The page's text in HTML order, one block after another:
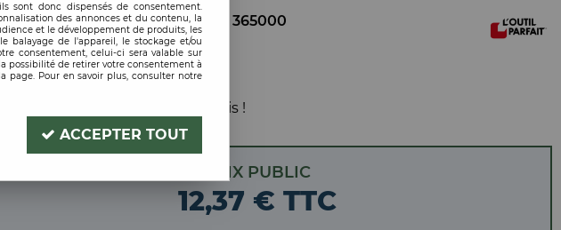
produit : 210536 | Réf. interne : 365000
A BRULER
le premier à donner votre avis !
PRIX PUBLIC
12,37 € TTC
sont donc dispensés de consentement.
des annonces et du contenu, la
et le développement de produits, les
balayage de l'appareil, le stockage et/ou
consentement, celui-ci sera valable sur
possibilité de retirer votre consentement à
Pour en savoir plus, consulter notre
ACCEPTER TOUT